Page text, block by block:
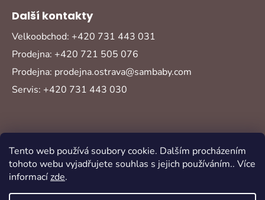
Tento web používá soubory cookie. Dalším procházením
tohoto webu vyjadřujete souhlas s jejich používáním.. Více
informacízde.
Další kontakty
Velkoobchod: +420 731 443 031
Prodejna: +420 721 505 076
Prodejna: prodejna.ostrava@sambaby.com
Servis: +420 731 443 030
Vytvořil Shoptet